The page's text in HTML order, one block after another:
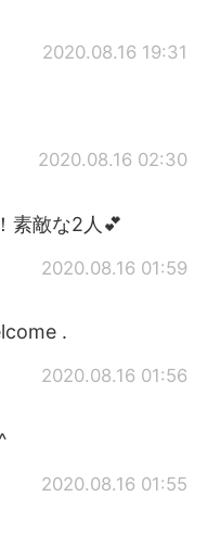
2020.08.16 19:31
2020.08.16 02:30
素敵な2人💕
2020.08.16 01:59
.
2020.08.16 01:56
2020.08.16 01:55